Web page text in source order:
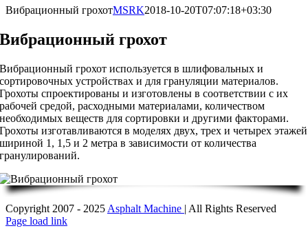
Вибрационный грохотMSRK2018-10-20T07:07:18+03:30
Вибрационный грохот
Вибрационный грохот используется в шлифовальных и
сортировочных устройствах и для грануляции материалов.
Грохоты спроектированы и изготовлены в соответствии с их
рабочей средой, расходными материалами, количеством
необходимых веществ для сортировки и другими факторами.
Грохоты изготавливаются в моделях двух, трех и четырех этажей
шириной 1, 1,5 и 2 метра в зависимости от количества
гранулирований.
Copyright 2007 - 2025 Asphalt Machine | All Rights Reserved
LinkedIn
Email
Page load link